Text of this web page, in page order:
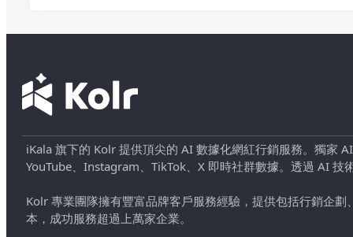
iKala 旗下的 Kolr 提供頂尖的 AI 數據化網紅行銷服務。獨家
YouTube、Instagram、TikTok、X 即時社群數據。透過 AI
Kolr 專業團隊擁有豐富品牌客戶服務經驗，提供包括行銷企
本，成功服務超過上萬家企業。